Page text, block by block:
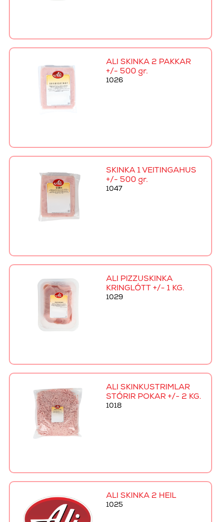
ALI SKINKA 2 PAKKAR
+/- 500 gr.
1026
SKINKA 1 VEITINGAHÚS
+/- 500 gr.
1047
ALI PIZZUSKINKA
KRINGLÓTT +/- 1 KG.
1029
ALI SKINKUSTRIMLAR
STÓRIR POKAR +/- 2 KG.
1018
ALI SKINKA 2 HEIL
1025